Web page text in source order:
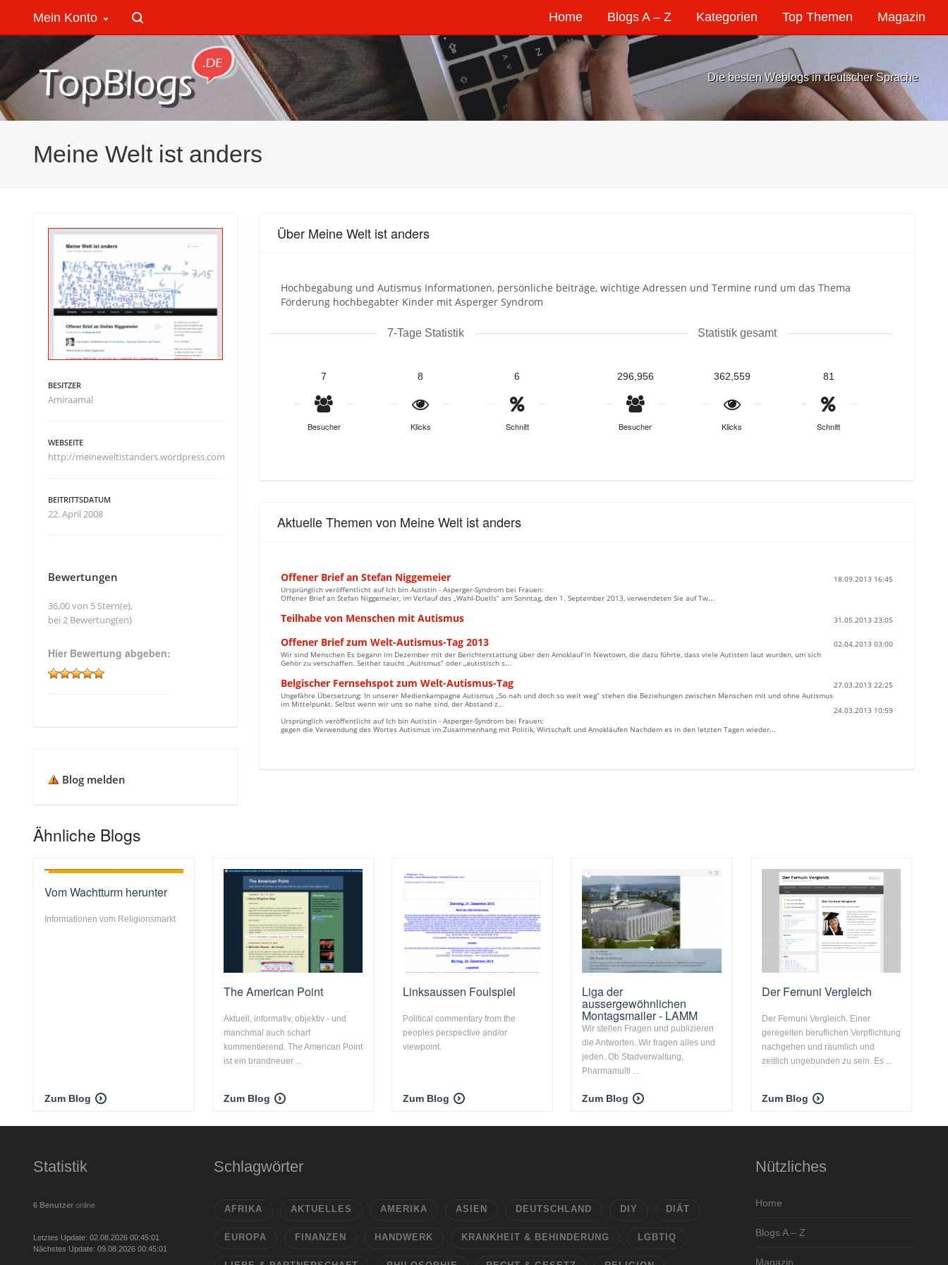
Home Blogs A – Z Kategorien Top Themen Magazin
Mein Konto
Die besten Weblogs in deutscher Sprache
Meine Welt ist anders
Über Meine Welt ist anders
Hochbegabung und Autismus Informationen, persönliche beiträge, wichtige Adressen und Termine rund um das Thema
Förderung hochbegabter Kinder mit Asperger Syndrom
7-Tage Statistik
7
Besucher
8
Klicks
6
Schnitt
Statistik gesamt
296,956
Besucher
362,559
Klicks
81
Schnitt
Aktuelle Themen von Meine Welt ist anders
Offener Brief an Stefan Niggemeier
18.09.2013 16:45
Ursprünglich veröffentlicht auf Ich bin Autistin - Asperger-Syndrom bei Frauen:
Offener Brief an Stefan Niggemeier, im Verlauf des „Wahl-Duells“ am Sonntag, den 1. September 2013, verwendeten Sie auf Tw...
Teilhabe von Menschen mit Autismus 31.05.2013 23:05
Offener Brief zum Welt-Autismus-Tag 2013
02.04.2013 03:00
Wir sind Menschen Es begann im Dezember mit der Berichterstattung über den Amoklauf in Newtown, die dazu führte, dass viele Autisten laut wurden, um sich
Gehör zu verschaffen. Seither taucht „Autismus“ oder „autistisch s...
Belgischer Fernsehspot zum Welt-Autismus-Tag
27.03.2013 22:25
Ungefähre Übersetzung: In unserer Medienkampagne Autismus „So nah und doch so weit weg“ stehen die Beziehungen zwischen Menschen mit und ohne Autismus
im Mittelpunkt. Selbst wenn wir uns so nahe sind, der Abstand z...
24.03.2013 10:59
Ursprünglich veröffentlicht auf Ich bin Autistin - Asperger-Syndrom bei Frauen:
gegen die Verwendung des Wortes Autismus im Zusammenhang mit Politik, Wirtschaft und Amokläufen Nachdem es in den letzten Tagen wieder...
BESITZER
Amiraamal
WEBSEITE
http://meineweltistanders.wordpress.com
BEITRITTSDATUM
22. April 2008
Bewertungen
36,00 von 5 Stern(e),
bei 2 Bewertung(en)
Hier Bewertung abgeben:
Blog melden
Ähnliche Blogs
Vom Wachtturm herunter
Informationen vom Religionsmarkt
Zum Blog
The American Point
Aktuell, informativ, objektiv - und
manchmal auch scharf
kommentierend. The American Point
ist ein brandneuer ...
Zum Blog
Linksaussen Foulspiel
Political commentary from the
peoples perspective and/or
viewpoint.
Zum Blog
Liga der
aussergewöhnlichen
Montagsmailer - LAMM
Wir stellen Fragen und publizieren
die Antworten. Wir fragen alles und
jeden. Ob Stadverwaltung,
Pharmamulti ...
Zum Blog
Der Fernuni Vergleich
Der Fernuni Vergleich. Einer
geregelten beruflichen Verpflichtung
nachgehen und räumlich und
zeitlich ungebunden zu sein. Es ...
Zum Blog
Statistik
6 Benutzer online
Letztes Update: 02.08.2026 00:45:01
Nächstes Update: 09.08.2026 00:45:01
Schlagwörter
AFRIKA AKTUELLES AMERIKA ASIEN DEUTSCHLAND DIY DIÄT
EUROPA FINANZEN HANDWERK KRANKHEIT & BEHINDERUNG LGBTIQ
Nützliches
Home
Blogs A – Z
Magazin